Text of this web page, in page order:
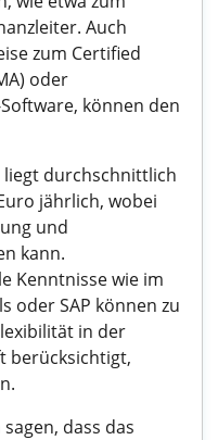
Auch
zum Certified
oder
können den
liegt durchschnittlich
jährlich, wobei
und
kann.
Kenntnisse wie im
oder SAP können zu
in der
berücksichtigt,
dass das